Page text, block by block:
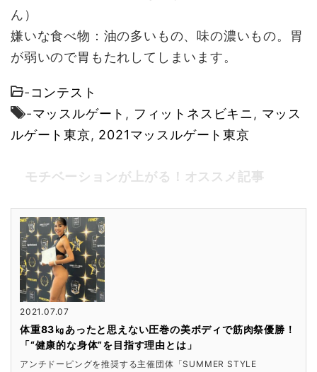
ん）
嫌いな食べ物：油の多いもの、味の濃いもの。胃
が弱いので胃もたれしてしまいます。
-コンテスト
-マッスルゲート , フィットネスビキニ , マッス
ルゲート東京, 2021マッスルゲート東京
モチベーションが上がる！オススメ記事
2021.07.07
体重83㎏あったと思えない圧巻の美ボディで筋肉祭優勝！
「“健康的な身体”を目指す理由とは」
アンチドーピングを推奨する主催団体「SUMMER STYLE